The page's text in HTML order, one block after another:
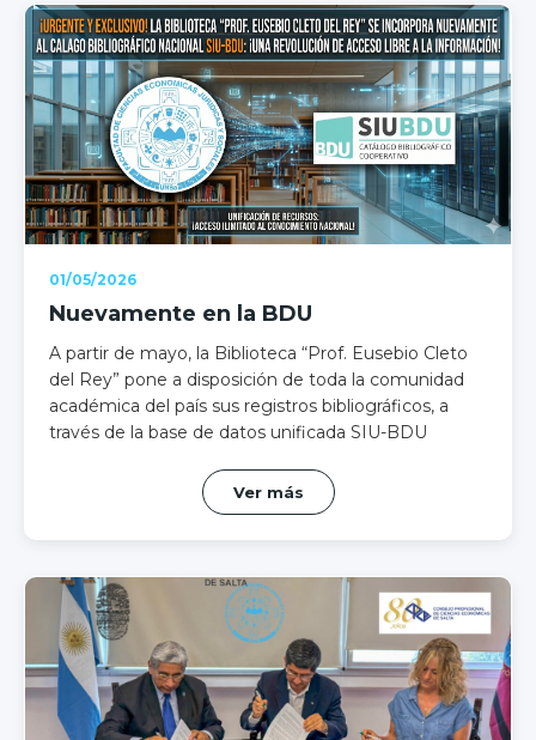
01/05/2026
Nuevamente en la BDU
A partir de mayo, la Biblioteca “Prof. Eusebio Cleto
del Rey” pone a disposición de toda la comunidad
académica del país sus registros bibliográficos, a
través de la base de datos unificada SIU-BDU
Ver más